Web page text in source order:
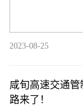
2023-08-25
咸旬高速交通
路来了！